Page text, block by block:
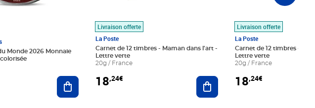
Monde 2026 Monnaie
Ajouter au panier
Livraison offerte
La Poste
Carnet de 12 timbres - Maman dans l'art -
Lettre verte
20g / France
18,24€ Ajouter au panier
Livraison offerte
La Poste
Carnet de 12 timbres - Le
Lettre verte
20g / France
18,24€